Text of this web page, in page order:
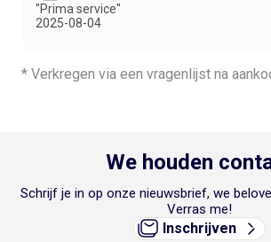
"Prima service"
2025-08-04
* Verkregen via een vragenlijst na
We houden
Schrijf je in op onze nieuwsbrief, we
Verras me!
Inschrijven